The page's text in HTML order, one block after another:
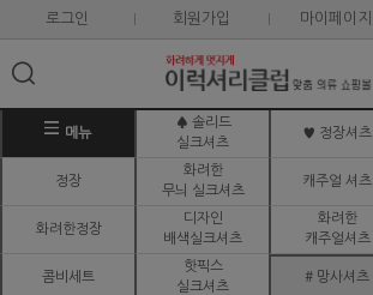
로그인 회원가입 마이페이지
메뉴
♠ 솔리드
실크셔츠
♥ 정장셔츠
정장
화려한
무늬 실크셔츠
캐주얼 셔츠
화려한정장
디자인
배색실크셔츠
화려한
캐주얼셔츠
콤비세트
핫픽스
실크셔츠
# 망사셔츠